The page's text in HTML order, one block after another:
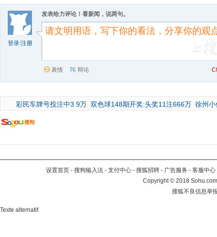
登录/注册
发表给力评论！看新闻，说两句。
表情 辩论
彩民车牌号投注中3.9万 双色球148期开奖:头奖11注666万 徐州
设置首页 - 搜狗输入法 - 支付中心 - 搜狐招聘 - 广告服务 - 客服中心
Copyright©2018
搜狐不良信息举
Texte alternatif